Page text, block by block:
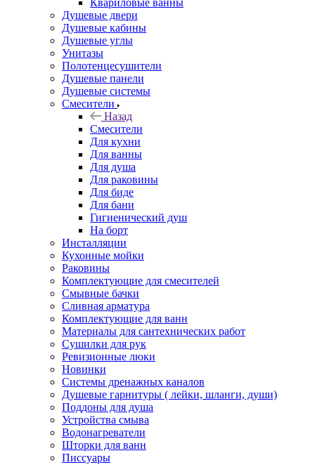
Квариловые ванны
Душевые двери
Душевые кабины
Душевые углы
Унитазы
Полотенцесушители
Душевые панели
Душевые системы
Смесители
Назад
Смесители
Для кухни
Для ванны
Для душа
Для раковины
Для биде
Для бани
Гигиенический душ
На борт
Инсталляции
Кухонные мойки
Раковины
Комплектующие для смесителей
Смывные бачки
Сливная арматура
Комплектующие для ванн
Материалы для сантехнических работ
Сушилки для рук
Ревизионные люки
Новинки
Системы дренажных каналов
Душевые гарнитуры ( лейки, шланги, души)
Поддоны для душа
Устройства смыва
Водонагреватели
Шторки для ванн
Писсуары